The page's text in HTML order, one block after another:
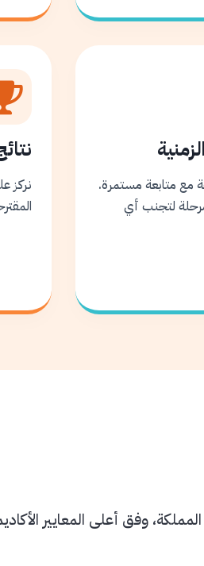
مع متابعة مستمرة.
مرحلة لتجنب أي
نركز
وفق أعلى المعايير